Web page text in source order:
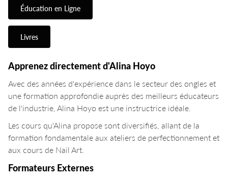
Éducation en Ligne
Livres
Apprenez directement d'Alina Hoyo
Avec des années d'expérience dans le secteur des ongles et
une formation approfondie auprès des meilleurs éducateurs
de l'industrie, Alina Hoyo est une instructrice idéale.
Les cours qu'Alina propose sont diversifiés, allant de la
formation fondamentale aux ateliers de perfectionnement et
aux cours de Nail Art.
Formateurs Externes